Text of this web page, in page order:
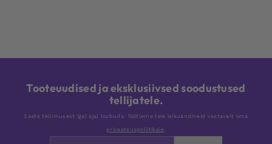
Tooteuudised ja eksklusiivsed soodustused
tellijatele.
Saate tellimusest igal ajal loobuda. Töötleme teie isikuandmeid vastavalt oma
privaatsuspoliitikale